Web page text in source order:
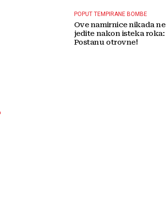
POPUT TEMPIRANE BOMBE
Ove namirnice nikada ne
jedite nakon isteka roka:
Postanu otrovne!